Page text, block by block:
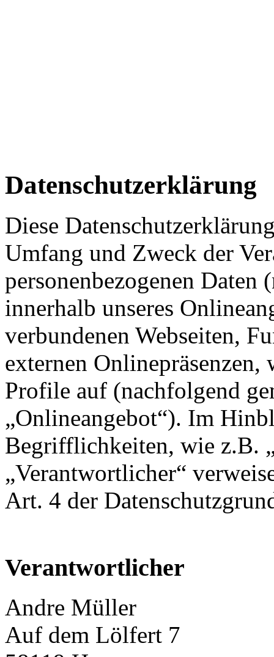
Datenschutzerklärung
Diese
Umfang und Zweck der
personenbezogenen Daten
innerhalb unseres
verbundenen Webseiten,
externen
Profile auf (nachfolgend
„Onlineangebot“). Im
Begrifflichkeiten, wie z.B.
„Verantwortlicher“
Art. 4 der
Verantwortlicher
Andre Müller
Auf dem Lölfert 7